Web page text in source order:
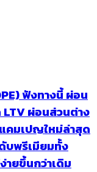
ฟังทางนี้ ผ่อน
LTV ผ่อนส่วนต่าง
คมเปญใหม่ล่าสุด
บพรีเมียมทั้ง
ายขึ้นกว่าเดิม